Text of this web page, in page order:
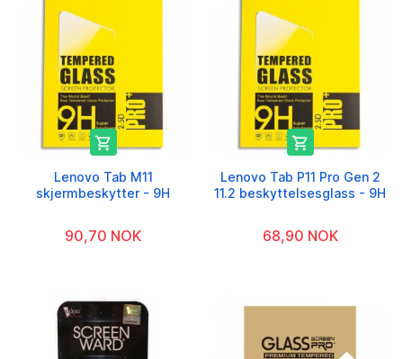

Lenovo Tab M11
skjermbeskytter - 9H
90,70 NOK

Lenovo Tab P11 Pro Gen 2
11.2 beskyttelsesglass - 9H
68,90 NOK